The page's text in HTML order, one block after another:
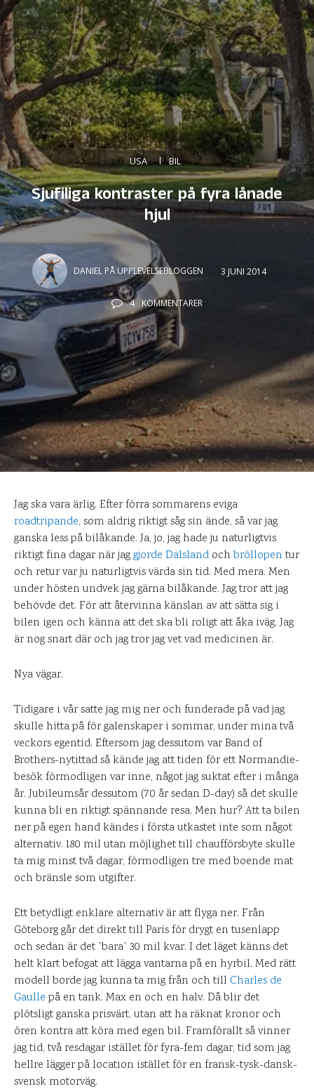
USA BIL
Sjufiliga kontraster på fyra lånade
hjul
DANIEL PÅ UPPLEVELSEBLOGGEN 3 JUNI 2014
4 KOMMENTARER
Jag ska vara ärlig. Efter förra sommarens eviga
roadtripande, som aldrig riktigt såg sin ände, så var jag
ganska less på bilåkande. Ja, jo, jag hade ju naturligtvis
riktigt fina dagar när jaggjorde Dalsland och bröllopen tur
och retur var ju naturligtvis värda sin tid. Med mera. Men
under hösten undvek jag gärna bilåkande. Jag tror att jag
behövde det. För att återvinna känslan av att sätta sig i
bilen igen och känna att det ska bli roligt att åka iväg. Jag
är nog snart där och jag tror jag vet vad medicinen är.
Nya vägar.
Tidigare i vår satte jag mig ner och funderade på vad jag
skulle hitta på för galenskaper i sommar, under mina två
veckors egentid. Eftersom jag dessutom var Band of
Brothers-nytittad så kände jag att tiden för ett Normandie-
besök förmodligen var inne, något jag suktat efter i många
år. Jubileumsår dessutom (70 år sedan D-day) så det skulle
kunna bli en riktigt spännande resa. Men hur? Att ta bilen
ner på egen hand kändes i första utkastet inte som något
alternativ. 180 mil utan möjlighet till chaufförsbyte skulle
ta mig minst två dagar, förmodligen tre med boende mat
och bränsle som utgifter.
Ett betydligt enklare alternativ är att flyga ner. Från
Göteborg går det direkt till Paris för drygt en tusenlapp
och sedan är det ”bara” 30 mil kvar. I det läget känns det
helt klart befogat att lägga vantarna på en hyrbil. Med rätt
modell borde jag kunna ta mig från och till Charles de
Gaulle på en tank. Max en och en halv. Då blir det
plötsligt ganska prisvärt, utan att ha räknat kronor och
ören kontra att köra med egen bil. Framförallt så vinner
jag tid, två resdagar istället för fyra-fem dagar, tid som jag
hellre lägger på location istället för en fransk-tysk-dansk-
svensk motorväg.